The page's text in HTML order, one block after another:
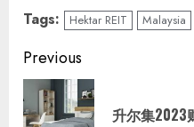
Tags: Hektar REIT Malaysia
Continue
Reading
Previous
升尔集2023